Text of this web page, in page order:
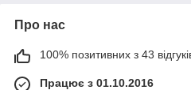
Про нас
100% позитивних з 43
Працює з 01.10.2016